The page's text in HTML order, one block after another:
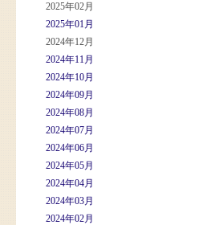
2025年02月
2025年01月
2024年12月
2024年11月
2024年10月
2024年09月
2024年08月
2024年07月
2024年06月
2024年05月
2024年04月
2024年03月
2024年02月